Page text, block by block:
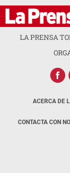
LA PRENSA
ACERCA DE
CONTACTA CON